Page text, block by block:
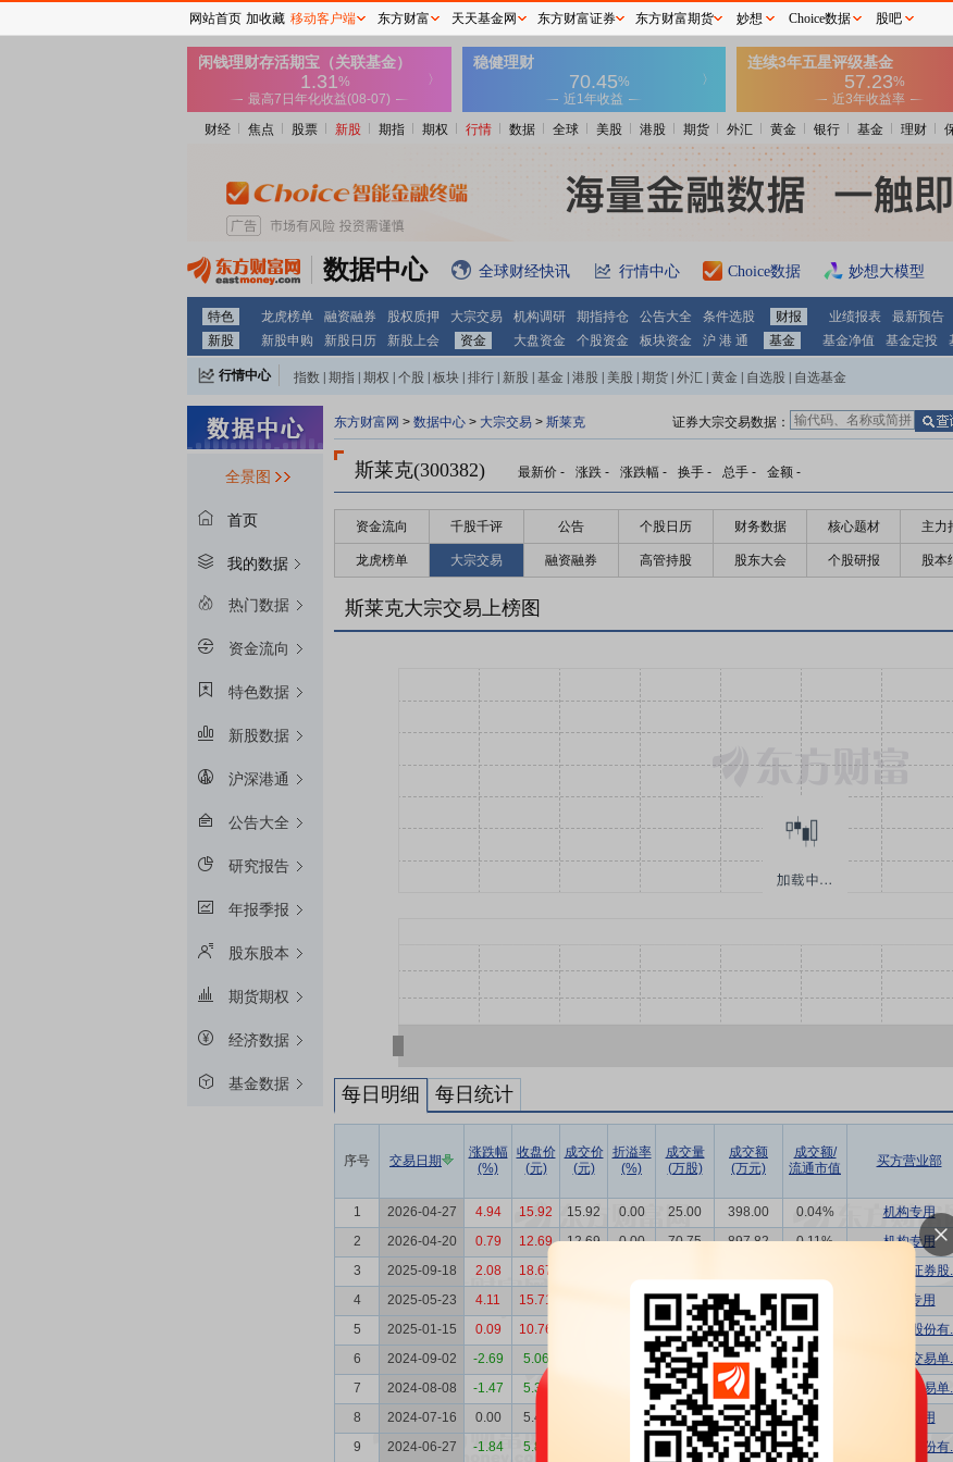
财经 焦点 股票 新股 期指 期权 行情 数据 全球 美股 港股 期货 外汇 黄金 银行 基金 理财
数据中心 全球财经快讯 行情中心 Choice数据 妙想大模型
特色 龙虎榜单 融资融券 股权质押 大宗交易 机构调研 期指持仓 公告大全 条件选股 财报 业绩报表 最新预告
新股
新股申购 新股日历 新股上会 资金 大盘资金 个股资金 板块资金 沪 港 通 基金 基金净值 基金定投
行情中心 指数 期指 期权 个股 板块 排行 新股 基金 港股 美股 期货 外汇 黄金 自选股 自选基金
全景图
首页
我的数据
热门数据
资金流向
特色数据
新股数据
沪深港通
公告大全
研究报告
年报季报
股东股本
期货期权
经济数据
基金数据
东方财富网 > 数据中心 > 大宗交易 > 斯莱克 证券大宗交易数据：
斯莱克(300382) 最新价 - 涨跌 - 涨跌幅 - 换手 - 总手 - 金额 -
资金流向 千股千评 公告 个股日历 财务数据 核心题材 主力
龙虎榜单 大宗交易 融资融券 高管持股 股东大会 个股研报 股本
斯莱克大宗交易上榜图
每日明细 每日统计
序号 交易日期
涨跌幅
(%)
收盘价
(元)
成交价
(元)
折溢率
(%)
成交量
(万股)
成交额
(万元)
成交额/
流通市值
买方营业部
1 2026-04-27 4.94 15.92 15.92 0.00 25.00 398.00 0.04% 机构专用
2
2026-04-20 0.79 12.69 12.69 0.00 70.75 897.82 0.11% 机构专用
3
2025-09-18 2.08 18.67 中国银河证券股
4
2025-05-23 4.11 15.71 12.90 202.66 0.02% 机构专用
5
2025-01-15 0.09 10.76 0.09 24.87 267.85 0.04% 平安证券股份有
6
2024-09-02 -2.69 5.06 211.77 1071.56 0.34% 长城证券交易单
7
2024-08-08 -1.47 5.35 -15.89 211.77 952.97 0.28% 长城证券交易单
8
2024-07-16 0.00 5.41 0.00 369.60 1999.54 0.59% 机构专用
9
2024-06-27 -1.84 5.87 147.25 1055.77 0.29% 长城证券股份有
网站首页 加收藏 移动客户端 东方财富 天天基金网 东方财富证券 东方财富期货 妙想 Choice数据 股吧